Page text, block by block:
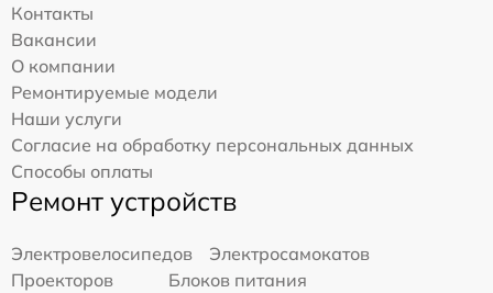
Контакты
Вакансии
О компании
Ремонтируемые модели
Наши услуги
Согласие на обработку персональных данных
Способы оплаты
Ремонт устройств
Электровелосипедов
Электросамокатов
Проекторов
Блоков питания